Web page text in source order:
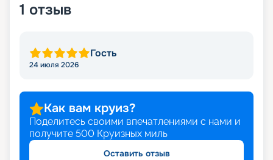
1 отзыв
Гость
24 июля 2026
Как вам круиз?
Поделитесь своими впечатлениями с нами и
получите 500 Круизных миль
Оставить отзыв